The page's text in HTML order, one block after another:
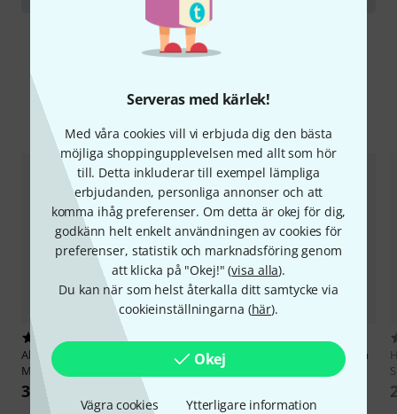
Serveras med kärlek!
Med våra cookies vill vi erbjuda dig den bästa
möjliga shoppingupplevelsen med allt som hör
till. Detta inkluderar till exempel lämpliga
erbjudanden, personliga annonser och att
komma ihåg preferenser. Om detta är okej för dig,
godkänn helt enkelt användningen av cookies för
preferenser, statistik och marknadsföring genom
att klicka på "Okej!" (visa alla).
Du kan när som helst återkalla ditt samtycke via
cookieinställningarna (här).
Okej
Vägra cookies Ytterligare information
Alfred Music Publishing
Ultimate
Movie Solos Horn
347 kr
Horst Rapp Verlag
Horn Lernen
mit Spaß 2